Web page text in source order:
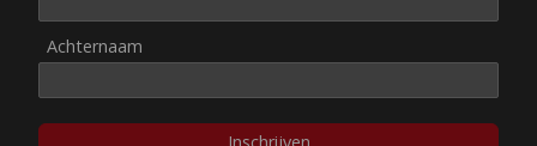
Achternaam